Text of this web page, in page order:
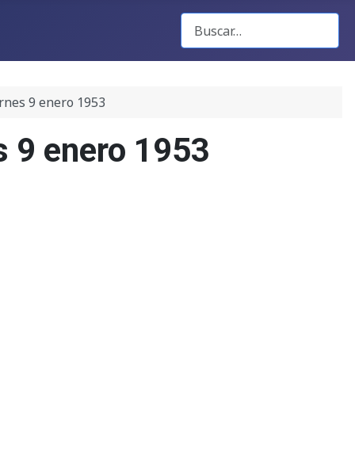
Buscar Gacetas
9 enero 1953
9 enero 1953